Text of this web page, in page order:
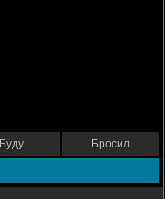
Буду Бросил